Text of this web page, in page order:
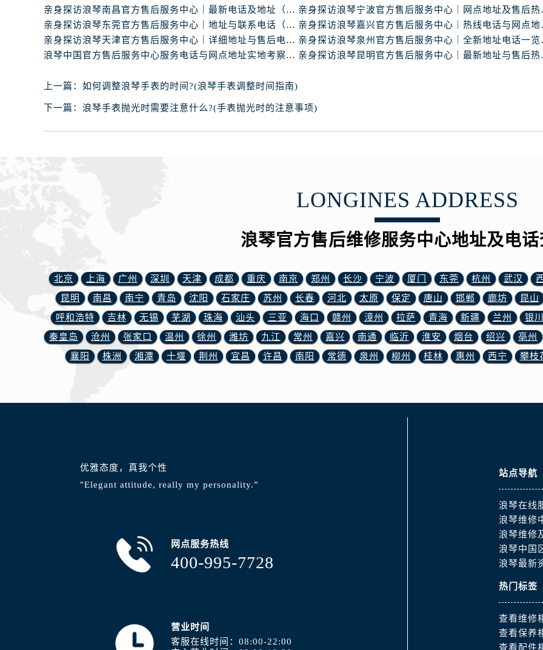
吉林省松原市宁江区五环大街浪琴售后服务中心（需提前预约）
吉林省通化市东昌区环通乡江南大街浪琴售后服务中心（需提前预约）
吉林省延边市延吉市解放路浪琴售后服务中心（需提前预约）
辽宁省鞍山市铁东区站前街浪琴售后服务中心（需提前预约）
辽宁省丹东市振兴区七经街浪琴售后服务中心（需提前预约）
辽宁省辽阳市白塔区新运大街浪琴售后服务中心（需提前预约）
辽宁省铁岭市银州区南马路浪琴售后服务中心（需提前预约）
辽宁省营口市站前区市府路与渤海大街交叉口浪琴售后服务中心（需提前预约）
辽宁省沈阳市沈河区中街路83号亨得利名表维修授权店1楼浪琴售后服务中心（需提前预约）
北京市朝阳区建国门外大街甲6号华熙国际中心D座11层1102室浪琴售后服务中心（需提前预约）
北京市东城区东长安街1号王府井东方广场W3座6层602室浪琴售后服务中心（需提前预约）
河北省保定市竞秀区朝阳北大街北国先天下浪琴售后服务中心（需提前预约）
内蒙古自治区阿拉善盟市左旗土尔扈特大街浪琴售后服务中心（需提前预约）
内蒙古自治区巴彦淖尔市临河区新华街浪琴售后服务中心（需提前预约）
内蒙古自治区鄂尔多斯市东胜区伊金霍洛街浪琴售后服务中心（需提前预约）
内蒙古自治区乌海市海勃湾区人民南路浪琴售后服务中心（需提前预约）
内蒙古自治区乌兰察布市集宁区恩和大街浪琴售后服务中心（需提前预约）
内蒙古自治区锡林郭勒盟市锡林浩特市光明街与额尔敦路交叉口浪琴售后服务中心（需提前预约）
山西省大同市平城区迎宾街浪琴售后服务中心（需提前预约）
山西省晋城市城区黄华街浪琴售后服务中心（需提前预约）
山西省晋中市榆次区顺城街浪琴售后服务中心（需提前预约）
山西省朔州市朔城区怡西路与鄯阳西街交汇处浪琴售后服务中心（需提前预约）
山西省忻州市忻府区和平东街与七一南路交叉口浪琴售后服务中心（需提前预约）
亲身探访浪琴南昌官方售后服务中心｜最新电话及地址（2026年7月最新）
亲身探访浪
亲身探访浪琴东莞官方售后服务中心｜地址与联系电话（2026年7月最新）
亲身探访浪
亲身探访浪琴天津官方售后服务中心｜详细地址与售后电话（2026年7月最新）
亲身探访浪
浪琴中国官方售后服务中心服务电话与网点地址实地考察报告_多信源验证（2026年7月最新）
亲身探访浪
上一篇： 如何调整浪琴手表的时间?(浪琴手表调整时间指南)
下一篇： 浪琴手表抛光时需要注意什么?(手表抛光时的注意事项)
LONGINES ADDRESS
浪琴官方售后维修服务中心地址及电话
北京 上海 广州 深圳 天津 成都 重庆 南京 郑州 长沙 宁波 厦门 东莞 杭州 武汉
昆明
南昌 南宁 青岛 沈阳 石家庄 苏州 长春 河北 太原 保定 唐山 邯郸 廊坊 昆山
呼和浩特
吉林 无锡 芜湖 珠海 汕头 三亚 海口 赣州 漳州 拉萨 青海 新疆 兰州 银川
秦皇岛
沧州 张家口 温州 徐州 潍坊 九江 常州 嘉兴 南通 临沂 淮安 烟台 绍兴 亳州
襄阳
株洲 湘潭 十堰 荆州 宜昌 许昌 南阳 常德 泉州 柳州 桂林 惠州 西宁 攀枝
优雅态度，真我个性
"Elegant attitude, really my personality.”
网点服务热线
400-995-7728
营业时间
客服在线时间：08:00-22:00
站点导航
浪琴在线
浪琴维修
浪琴维修
浪琴中国
浪琴最新
热门标签
查看维修
查看保养
查看配件